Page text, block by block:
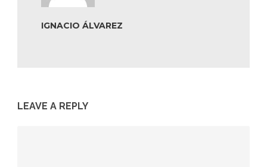
IGNACIO ÁLVAREZ
LEAVE A REPLY